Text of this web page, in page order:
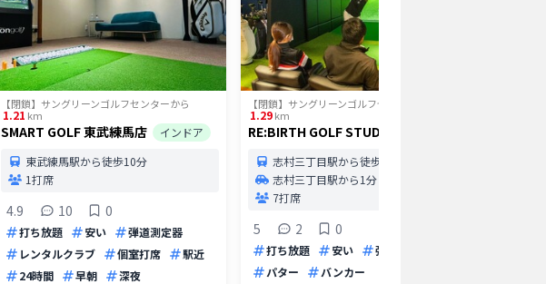
【閉鎖】サングリーンゴルフセンターから
1.21 km
SMART GOLF 東武練馬店
インドア
東武練馬駅から徒歩10分
1打席
4.9 10 0
打ち放題 安い
弾道測定器
レンタルクラブ
個室打席
駅近
24時間
早朝
深夜
【閉鎖】サングリーンゴルフセンター
1.29km
RE:BIRTH GOLF STUDIO
志村三丁目駅から徒歩1分
志村三丁目駅から1分
7打席
5 2 0
打ち放題 安い
弾道測定器
パター
バンカー